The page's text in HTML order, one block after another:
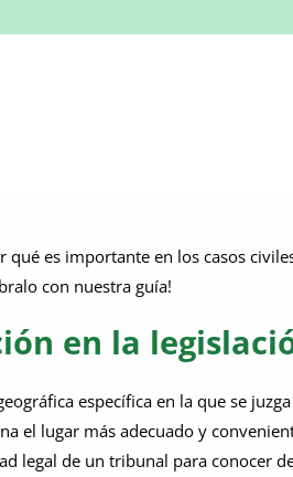
qué es importante en los casos
con nuestra guía!
en la
específica en la que se
el lugar más adecuado y
legal de un tribunal para conocer